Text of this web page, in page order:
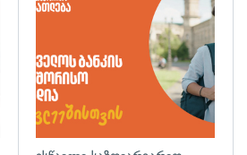
გადახედვა